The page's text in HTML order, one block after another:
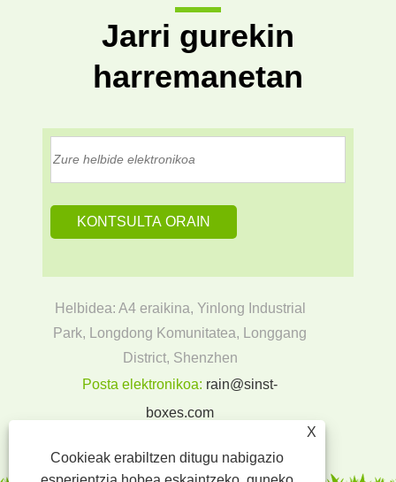
Jarri gurekin
harremanetan
Helbidea: A4 eraikina, Yinlong Industrial
Park, Longdong Komunitatea, Longgang
District, Shenzhen
Posta elektronikoa: rain@sinst-
boxes.com
X
Cookieak erabiltzen ditugu nabigazio